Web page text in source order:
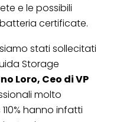
e le possibili
certificate.
stati sollecitati
Storage
Loro, Ceo di VP
molto
hanno infatti